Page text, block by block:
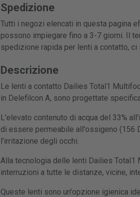
Spedizione
Tutti i negozi elencati in questa pagina
possono impiegare fino a 3-7 giorni. Il
spedizione rapida per lenti a contatto,
Descrizione
Le lenti a contatto Dailies Total1
in Delefilcon A, sono progettate
L'elevato contenuto di acqua del 33%
di essere permeabile all'ossigeno (156
l'irritazione degli occhi.
Alla tecnologia delle lenti Dailies
interruzioni a tutte le distanze, vicine,
Queste lenti sono un'opzione igienica